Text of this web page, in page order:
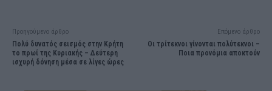
Προηγούμενο άρθρο
Πολύ δυνατός σεισμός στην Κρήτη
το πρωί της Κυριακής – Δεύτερη
ισχυρή δόνηση μέσα σε λίγες ώρες
Επόμενο άρθρο
Οι τρίτεκνοι γίνονται πολύτεκνοι –
Ποια προνόμια αποκτούν